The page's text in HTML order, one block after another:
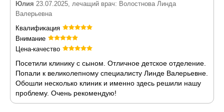
Юлия 23.07.2025, лечащий врач: Волостнова Линда
Валерьевна
Квалификация
Внимание
Цена-качество
Посетили клинику с сыном. Отличное детское отделение.
Попали к великолепному специалисту Линде Валерьевне.
Обошли несколько клиник и именно здесь решили нашу
проблему. Очень рекомендую!